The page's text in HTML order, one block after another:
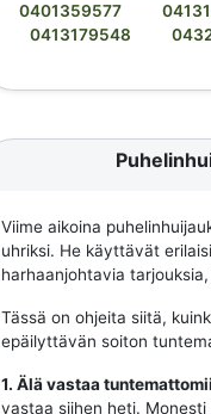
0401359577
0413179548
Viime aikoina
uhriksi. He käyttävät
harhaanjohtavia
Tässä on ohjeita siitä,
epäilyttävän soiton
1. Älä vastaa
vastaa siihen heti.